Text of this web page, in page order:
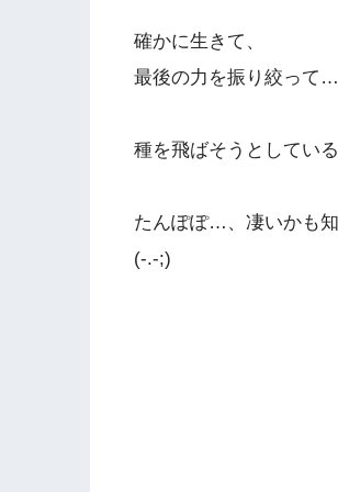
確かに生きて、
最後の力を振り絞って…
種を飛ばそうとしている
たんぽぽ…、凄いかも知
(-.-;)